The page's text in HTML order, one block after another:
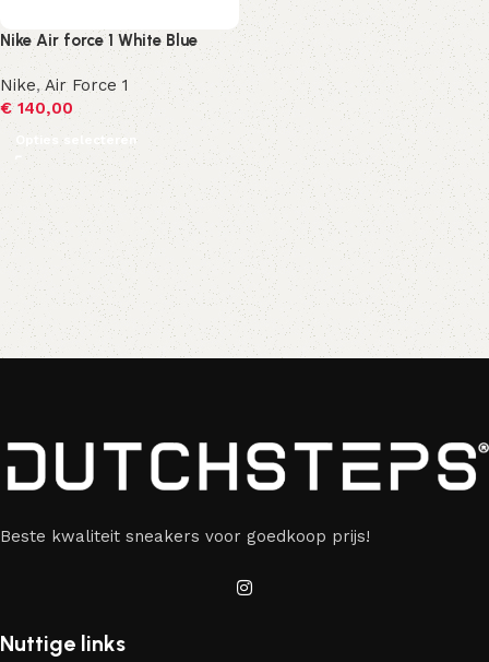
Nike Air force 1 White Blue
Nike,Air Force 1
€140,00
Opties selecteren
Beste kwaliteit sneakers voor goedkoop prijs!
Nuttige links